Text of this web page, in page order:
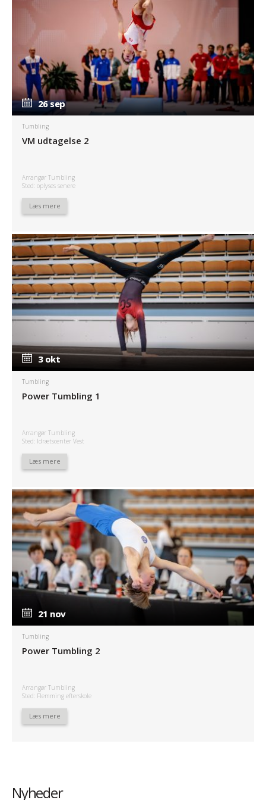
26 sep
26 sep
Tumbling
VM udtagelse 2
Arrangør Tumbling
Sted: oplyses senere
Læs mere
3 okt
3 okt
Tumbling
Power Tumbling 1
Arrangør Tumbling
Sted: Idrætscenter Vest
Læs mere
21 nov
21 nov
Tumbling
Power Tumbling 2
Arrangør Tumbling
Sted: Flemming efterskole
Læs mere
Nyheder